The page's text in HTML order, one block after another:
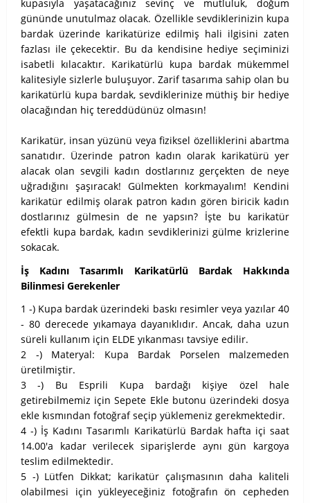
kupasıyla yaşatacağınız sevinç ve mutluluk, doğum
gününde unutulmaz olacak. Özellikle sevdiklerinizin kupa
bardak üzerinde karikatürize edilmiş hali ilgisini zaten
fazlası ile çekecektir. Bu da kendisine hediye seçiminizi
isabetli kılacaktır. Karikatürlü kupa bardak mükemmel
kalitesiyle sizlerle buluşuyor. Zarif tasarıma sahip olan bu
karikatürlü kupa bardak, sevdiklerinize müthiş bir hediye
olacağından hiç tereddüdünüz olmasın!
Karikatür, insan yüzünü veya fiziksel özelliklerini abartma
sanatıdır. Üzerinde patron kadın olarak karikatürü yer
alacak olan sevgili kadın dostlarınız gerçekten de neye
uğradığını şaşıracak! Gülmekten korkmayalım! Kendini
karikatür edilmiş olarak patron kadın gören biricik kadın
dostlarınız gülmesin de ne yapsın? İşte bu karikatür
efektli kupa bardak, kadın sevdiklerinizi gülme krizlerine
sokacak.
İş Kadını Tasarımlı Karikatürlü Bardak Hakkında
Bilinmesi Gerekenler
1 -) Kupa bardak üzerindeki baskı resimler veya yazılar 40
- 80 derecede yıkamaya dayanıklıdır. Ancak, daha uzun
süreli kullanım için ELDE yıkanması tavsiye edilir.
2 -) Materyal: Kupa Bardak Porselen malzemeden
üretilmiştir.
3 -) Bu Esprili Kupa bardağı kişiye özel hale
getirebilmemiz için Sepete Ekle butonu üzerindeki dosya
ekle kısmından fotoğraf seçip yüklemeniz gerekmektedir.
4 -) İş Kadını Tasarımlı Karikatürlü Bardak hafta içi saat
14.00'a kadar verilecek siparişlerde aynı gün kargoya
teslim edilmektedir.
5 -) Lütfen Dikkat; karikatür çalışmasının daha kaliteli
olabilmesi için yükleyeceğiniz fotoğrafın ön cepheden